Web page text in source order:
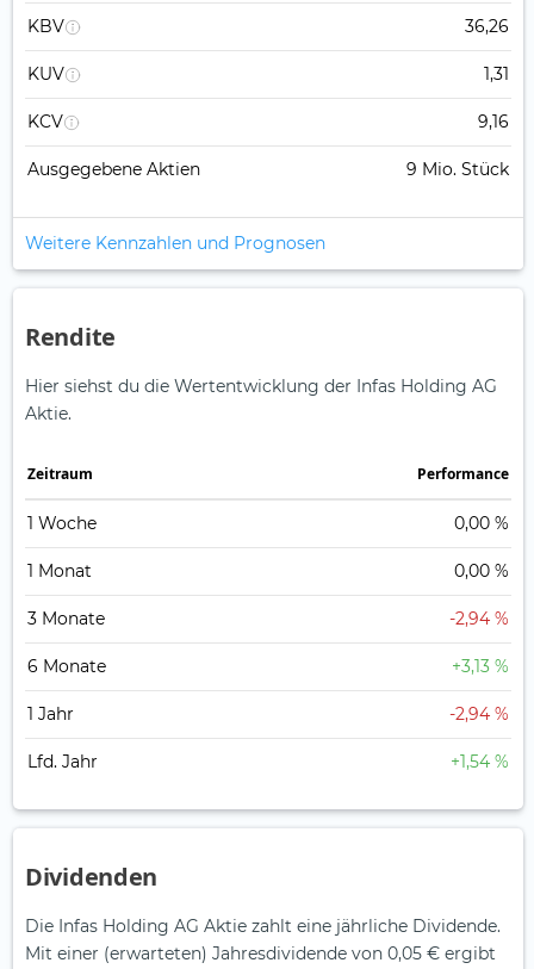
KBV 36,26
KUV 1,31
KCV 9,16
Ausgegebene Aktien 9 Mio. Stück
Weitere Kennzahlen und Prognosen
Rendite
Hier siehst du die Wertentwicklung der Infas Holding AG
Aktie.
Zeitraum Perfor­mance
1 Woche 0,00 %
1 Monat 0,00 %
3 Monate -2,94 %
6 Monate +3,13 %
1 Jahr -2,94 %
Lfd. Jahr +1,54 %
Dividenden
Die Infas Holding AG Aktie zahlt eine jährliche Dividende.
Mit einer (erwarteten) Jahresdividende von 0,05 € ergibt